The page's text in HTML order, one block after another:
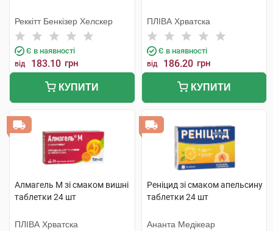
Реккітт Бенкізер Хелскер
Є в наявності
від 183.10 грн
КУПИТИ
ПЛІВА Хрватска
Є в наявності
від 186.20 грн
КУПИТИ
Алмагель M зі смаком вишні
таблетки 24 шт
ПЛІВА Хрватска
Реніцид зі смаком апельсину
таблетки 24 шт
Ананта Медікеар